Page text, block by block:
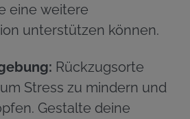
eine weitere
unterstützen können.
Rückzugsorte
Stress zu mindern und
Gestalte deine